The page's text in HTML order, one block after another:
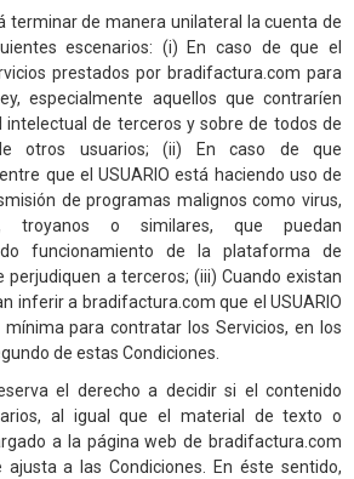
terminar de manera unilateral la cuenta de
escenarios: (i) En caso de que el
prestados por bradifactura.com para
especialmente aquellos que contraríen
intelectual de terceros y sobre de todos de
otros usuarios; (ii) En caso de que
que el USUARIO está haciendo uso de
de programas malignos como virus,
troyanos o similares, que puedan
funcionamiento de la plataforma de
perjudiquen a terceros; (iii) Cuando existan
inferir a bradifactura.com que el USUARIO
para contratar los Servicios, en los
de estas Condiciones.
el derecho a decidir si el contenido
al igual que el material de texto o
a la página web de bradifactura.com
a las Condiciones. En éste sentido,